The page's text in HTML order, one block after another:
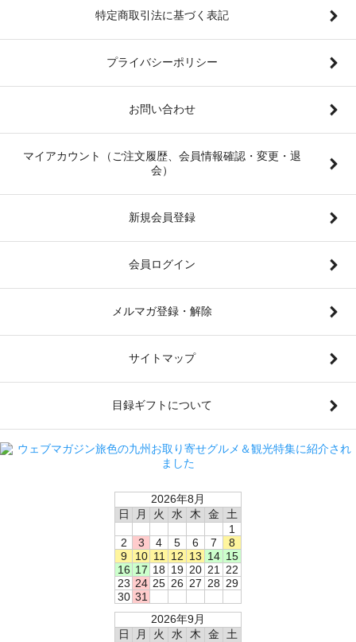
特定商取引法に基づく表記
プライバシーポリシー
お問い合わせ
マイアカウント（ご注文履歴、会員情報確認・変更・退
会）
新規会員登録
会員ログイン
メルマガ登録・解除
サイトマップ
目録ギフトについて
2026年8月
日
月 火 水 木 金
土
1
2
3 4 5 6 7
8
9
10 11 12 13 14 15
16 17 18 19 20 21
22
23 24 25 26 27 28 29
30 31
2026年9月
日
月 火 水 木 金
土